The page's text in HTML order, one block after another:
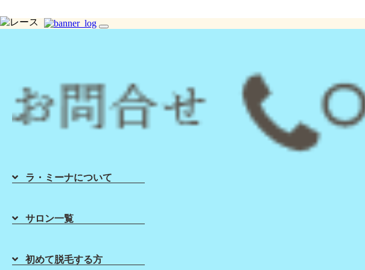
toggle
ラ・ミーナについて
サロン一覧
初めて脱毛する方
About SugaringList of Salons
Blog